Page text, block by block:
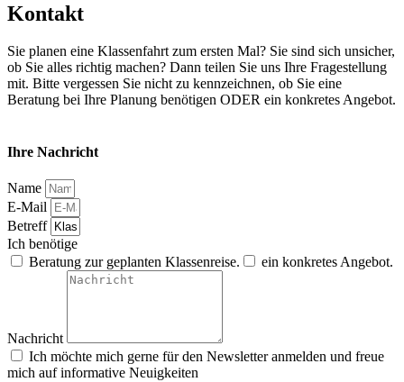
Kontakt
Sie planen eine Klassenfahrt zum ersten Mal? Sie sind sich unsicher,
ob Sie alles richtig machen? Dann teilen Sie uns Ihre Fragestellung
mit. Bitte vergessen Sie nicht zu kennzeichnen, ob Sie eine
Beratung bei Ihre Planung benötigen ODER ein konkretes Angebot.
Ihre Nachricht
Name
E-Mail
Betreff
Ich benötige
Beratung zur geplanten Klassenreise.
ein konkretes Angebot.
Nachricht
Ich möchte mich gerne für den Newsletter anmelden und freue
mich auf informative Neuigkeiten